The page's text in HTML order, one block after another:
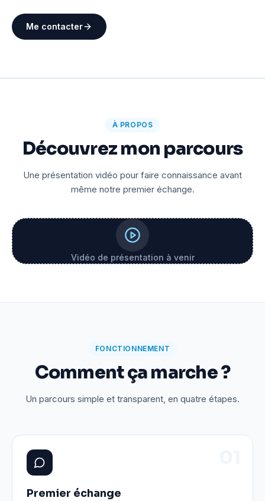
Me contacter
À PROPOS
Découvrez mon parcours
Une présentation vidéo pour faire connaissance avant
même notre premier échange.
Vidéo de présentation à venir
FONCTIONNEMENT
Comment ça marche ?
Un parcours simple et transparent, en quatre étapes.
Premier échange